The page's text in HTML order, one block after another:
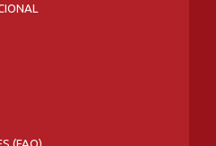
(FAQ)